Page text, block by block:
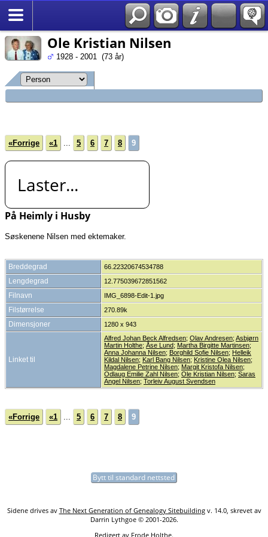
Ole Kristian Nilsen
1928 - 2001 (73 år)
«Forrige «1 5 6 7 8 9
Laster...
På Heimly i Husby
Søskenene Nilsen med ektemaker.
Breddegrad 66.22320674534788
Lengdegrad 12.775039672851562
Filnavn IMG_6898-Edit-1.jpg
Filstørrelse 270.89k
Dimensjoner 1280 x 943
Linket til
Alfred Johan Beck Alfredsen; Olav Andresen; Asbjørn
Martin Holthe; Åse Lund; Martha Birgitte Martinsen;
Anna Johanna Nilsen; Borghild Sofie Nilsen; Helleik
Kildal Nilsen; Karl Bang Nilsen; Kristine Olea Nilsen;
Magdalene Petrine Nilsen; Margit Kristofa Nilsen;
Odlaug Emilie Zahl Nilsen; Ole Kristian Nilsen; Saras
Angel Nilsen; Torleiv August Svendsen
«Forrige «1 ... 5 6 7 8 9
Bytt til standard nettsted
Sidene drives av The Next Generation of Genealogy Sitebuildingv. 14.0, skrevet av
Darrin Lythgoe © 2001-2026.
Redigert av Frode Holthe.